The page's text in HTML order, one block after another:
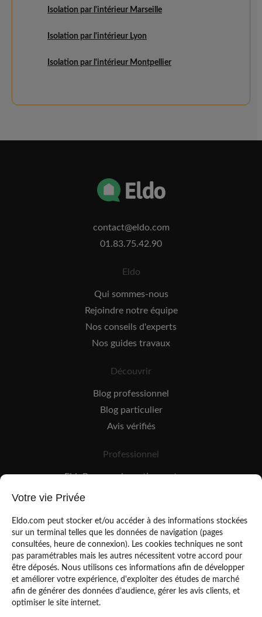
Isolation par l'intérieur Marseille
Isolation par l'intérieur Lyon
Isolation par l'intérieur Montpellier
contact@eldo.com
01.83.75.42.90
Eldo
Qui sommes-nous
Rejoindre notre équipe
Nos conseils d'experts
Nos guides travaux
Découvrir
Blog professionnel
Blog particulier
Avis vérifiés
Professionnel
EldoPro pour les artisans et pros
EldoNetwork pour les réseaux, marques et industriels
Mentions légales
Votre vie Privée
Eldo.com peut stocker et/ou accéder à des informations stockées
sur un terminal telles que les données de navigation (pages
consultées, heure de connexion). Les cookies techniques ne sont
pas paramétrables mais les autres nécessitent votre accord pour
être déposés. Nous utilisons ces informations afin de développer
et améliorer votre expérience, d'exploiter des études de marché
afin de générer des données d’audience, gérer les avis clients, et
optimiser le site internet.